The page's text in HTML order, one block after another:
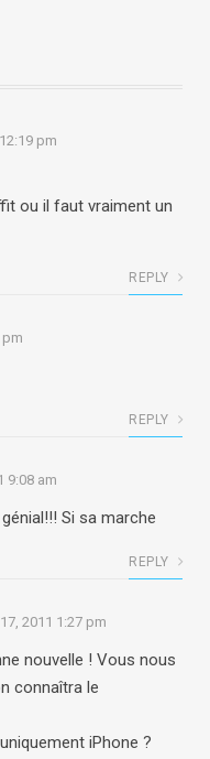
pm
ou il faut vraiment un
REPLY
pm
REPLY
9:08 am
Si sa marche
REPLY
2011 1:27 pm
nouvelle ! Vous nous
connaîtra le
iPhone ?